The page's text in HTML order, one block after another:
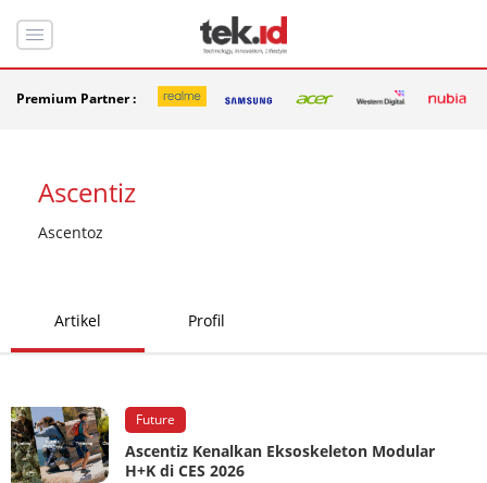
Premium Partner :
Ascentiz
Ascentoz
Artikel Profil
Future
Ascentiz Kenalkan Eksoskeleton Modular
H+K di CES 2026